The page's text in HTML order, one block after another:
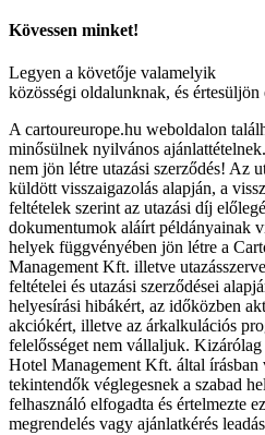
Kövessen minket!
Legyen a követője valamelyik
közösségi oldalunknak, és
A cartoureurope.hu weboldalon
minősülnek nyilvános
nem jön létre utazási szerződés! Az
küldött visszaigazolás alapján, a
feltételek szerint az utazási díj
dokumentumok aláírt példányainak
helyek függvényében jön létre a
Management Kft. illetve
feltételei és utazási szerződései
helyesírási hibákért, az időközben
akciókért, illetve az árkalkulációs
felelősséget nem vállaljuk.
Hotel Management Kft. által írásban
tekintendők véglegesnek a szabad
felhasználó elfogadta és értelmezte
megrendelés vagy ajánlatkérés